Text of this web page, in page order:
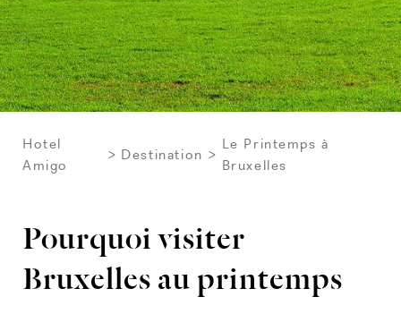
Hotel
Amigo
Destination
Le Printemps à
Bruxelles
Pourquoi visiter
Bruxelles au printemps